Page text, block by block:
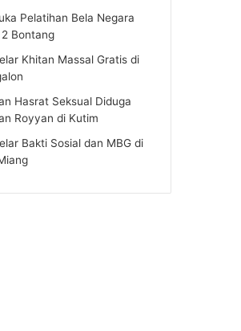
Pelatihan Bela Negara
2 Bontang
Khitan Massal Gratis di
Hasrat Seksual Diduga
Royyan di Kutim
Bakti Sosial dan MBG di